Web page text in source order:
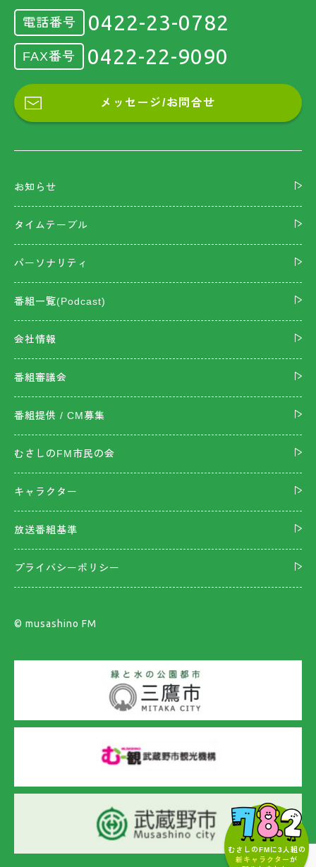
むさしのFMに3人組の
新キャラクターが
電話番号 0422-23-0782
FAX番号 0422-22-9090
メッセージ/お問合せ
お知らせ
タイムテーブル
パーソナリティ
番組一覧(Podcast)
会社情報
番組審議会
番組提供 / CM募集
むさしのFM市民の会
キャラクター
放送番組基準
プライバシーポリシー
©︎ musashino FM